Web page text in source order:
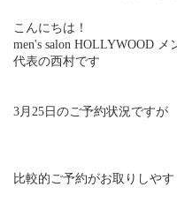
こんにちは！
men's salon HOLLYWOOD
代表の西村です
3月25日のご予約状況ですが
比較的ご予約がお取りしや